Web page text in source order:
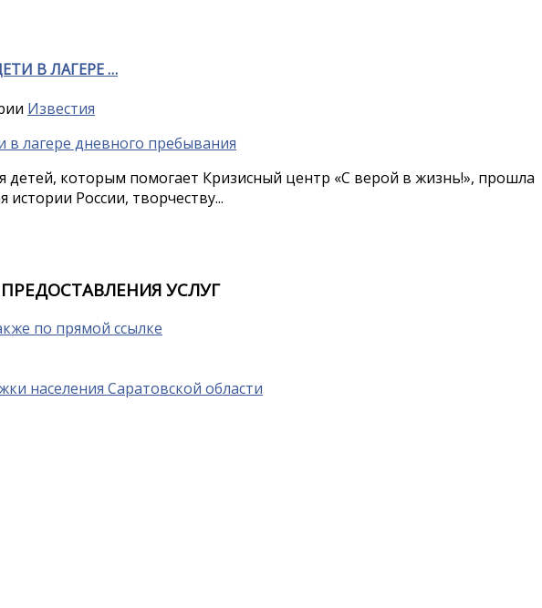
В ЛАГЕРЕ …
Известия
детей, которым помогает Кризисный центр «С верой в жизнь!», прошла
России, творчеству...
УСЛУГ